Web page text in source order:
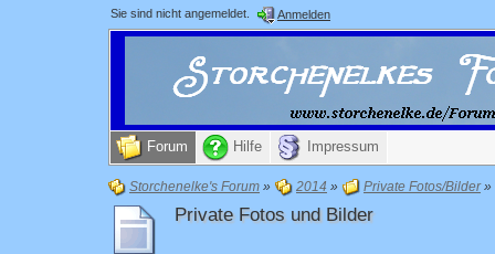
Sie sind nicht angemeldet. Anmelden
Forum Hilfe Impressum
Storchenelke's Forum » 2014 » Private Fotos/Bilder»
Private Fotos und Bilder